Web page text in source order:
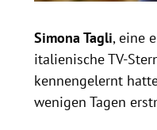
Simona Tagli, eine
italienische TV-
kennengelernt
wenigen Tagen